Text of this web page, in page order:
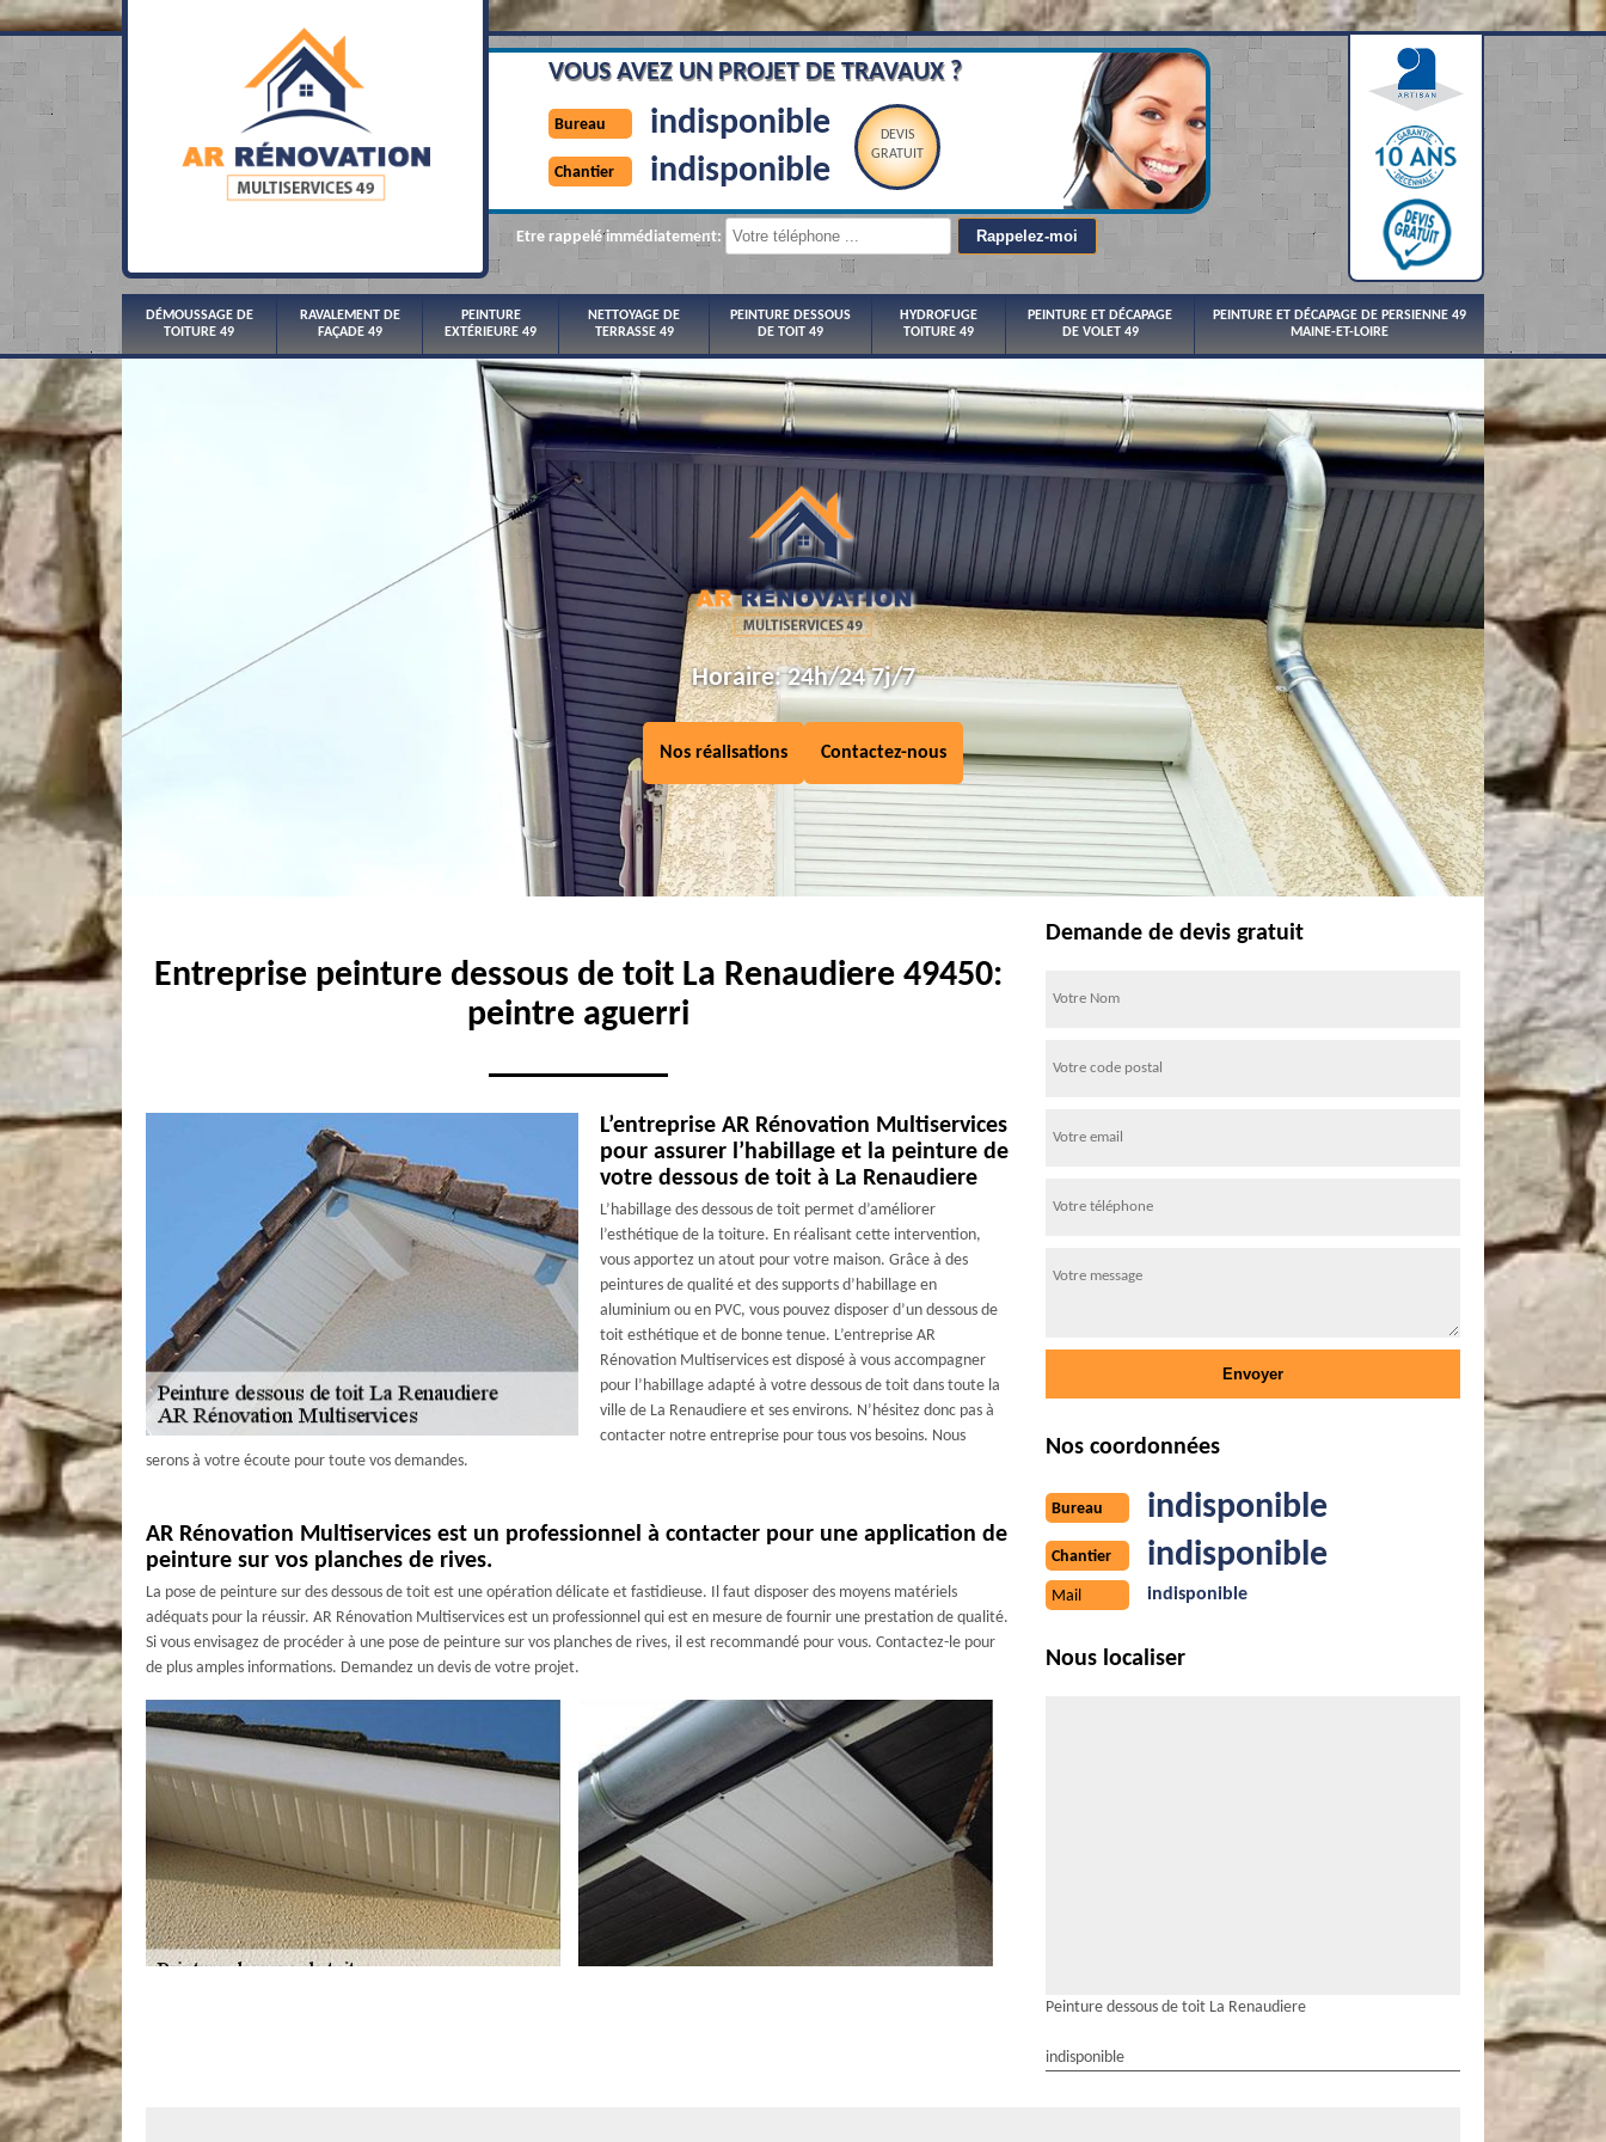
VOUS AVEZ UN PROJET DE TRAVAUX ?
Bureau indisponible
Chantier indisponible
DEVIS
GRATUIT
Etre rappelé immédiatement:
DÉMOUSSAGE DE
TOITURE 49
RAVALEMENT DE
FAÇADE 49
PEINTURE
EXTÉRIEURE 49
NETTOYAGE DE
TERRASSE 49
PEINTURE DESSOUS
DE TOIT 49
HYDROFUGE
TOITURE 49
PEINTURE ET DÉCAPAGE
DE VOLET 49
PEINTURE ET DÉCAPAGE DE PERSIENNE 49
MAINE-ET-LOIRE
Horaire: 24h/24 7j/7
Nos réalisations Contactez-nous
Entreprise peinture dessous de toit La Renaudiere 49450:
peintre aguerri
L’entreprise AR Rénovation Multiservices
pour assurer l’habillage et la peinture de
votre dessous de toit à La Renaudiere
L’habillage des dessous de toit permet d’améliorer
l’esthétique de la toiture. En réalisant cette intervention,
vous apportez un atout pour votre maison. Grâce à des
peintures de qualité et des supports d’habillage en
aluminium ou en PVC, vous pouvez disposer d’un dessous de
toit esthétique et de bonne tenue. L’entreprise AR
Rénovation Multiservices est disposé à vous accompagner
pour l’habillage adapté à votre dessous de toit dans toute la
ville de La Renaudiere et ses environs. N’hésitez donc pas à
contacter notre entreprise pour tous vos besoins. Nous
serons à votre écoute pour toute vos demandes.
AR Rénovation Multiservices est un professionnel à contacter pour une application de
peinture sur vos planches de rives.
La pose de peinture sur des dessous de toit est une opération délicate et fastidieuse. Il faut disposer des moyens matériels
adéquats pour la réussir. AR Rénovation Multiservices est un professionnel qui est en mesure de fournir une prestation de qualité.
Si vous envisagez de procéder à une pose de peinture sur vos planches de rives, il est recommandé pour vous. Contactez-le pour
de plus amples informations. Demandez un devis de votre projet.
Demande de devis gratuit
Nos coordonnées
Bureau indisponible
Chantier indisponible
Mail indisponible
Nous localiser
Peinture dessous de toit La Renaudiere
indisponible